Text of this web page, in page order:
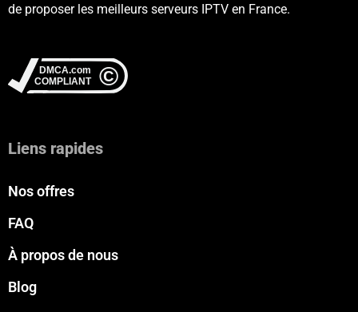
de proposer les meilleurs serveurs IPTV en France.
Liens rapides
Nos offres
FAQ
À propos de nous
Blog